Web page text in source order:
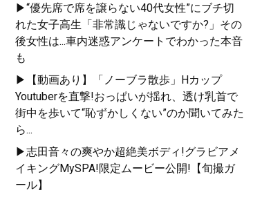
▶“優先席で席を譲らない40代女性”にブチ切
れた女子高生「非常識じゃないですか?」その
後女性は...車内迷惑アンケートでわかった本音
も
▶【動画あり】「ノーブラ散歩」Hカップ
Youtuberを直撃!おっぱいが揺れ、透け乳首で
街中を歩いて“恥ずかしくない”のか聞いてみた
ら...
▶志田音々の爽やか超絶美ボディ!グラビアメ
イキングMySPA!限定ムービー公開!【旬撮ガ
ール】